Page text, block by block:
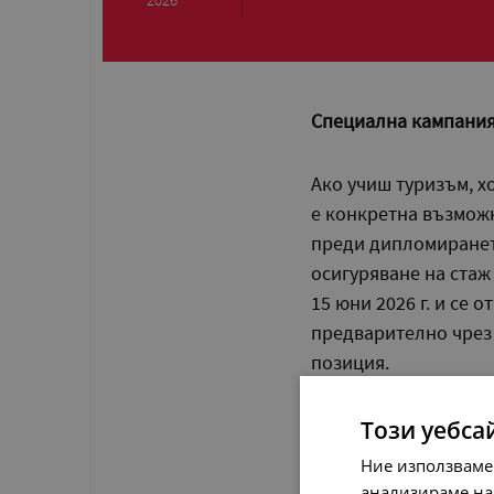
Специална
Ако учиш туризъм,
е конкретна
преди
осигуряване на
15 юни 2026 г. и се
предварително
позиция.
Фокусът на
кулинарията,
позиции в хотели,
Този
Ние